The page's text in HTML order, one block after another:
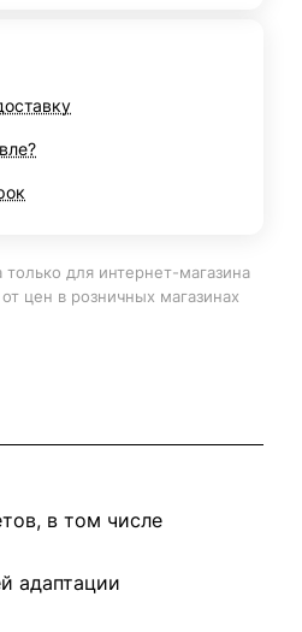
только для интернет-магазина
цен в розничных магазинах
в том числе
адаптации